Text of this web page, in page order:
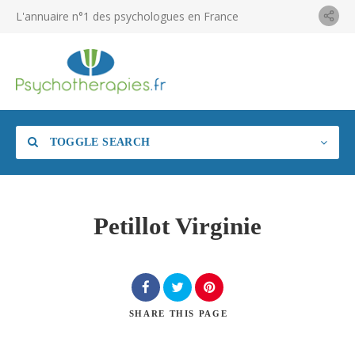
L'annuaire n°1 des psychologues en France
TOGGLE SEARCH
Petillot Virginie
SHARE THIS PAGE